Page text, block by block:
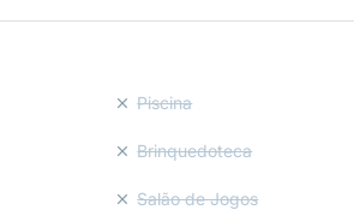
Piscina
Brinquedoteca
Salão de Jogos